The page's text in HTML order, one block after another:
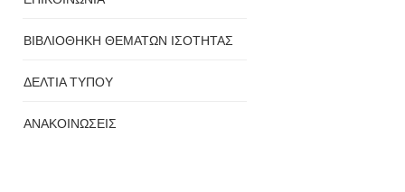
ΒΙΒΛΙΟΘΗΚΗ ΘΕΜΑΤΩΝ ΙΣΟΤΗΤΑΣ
ΔΕΛΤΙΑ ΤΥΠΟΥ
ΑΝΑΚΟΙΝΩΣΕΙΣ